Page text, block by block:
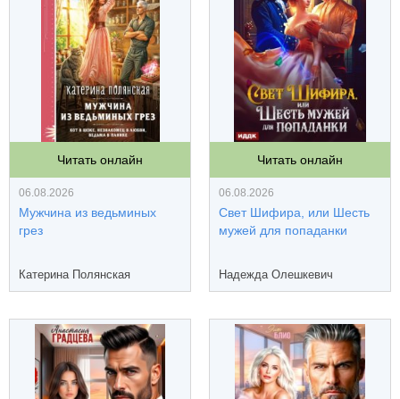
Читать онлайн
06.08.2026
Мужчина из ведьминых
грез
Катерина Полянская
Читать онлайн
06.08.2026
Свет Шифира, или Шесть
мужей для попаданки
Надежда Олешкевич